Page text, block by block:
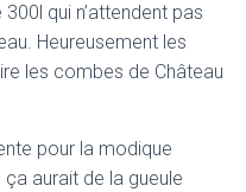
qui n’attendent pas
Heureusement les
les combes de Château
pour la modique
aurait de la gueule